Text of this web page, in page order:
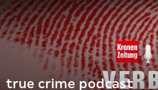
true crime podcast